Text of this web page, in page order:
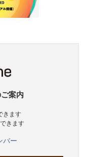
案内
きます
きます
バー